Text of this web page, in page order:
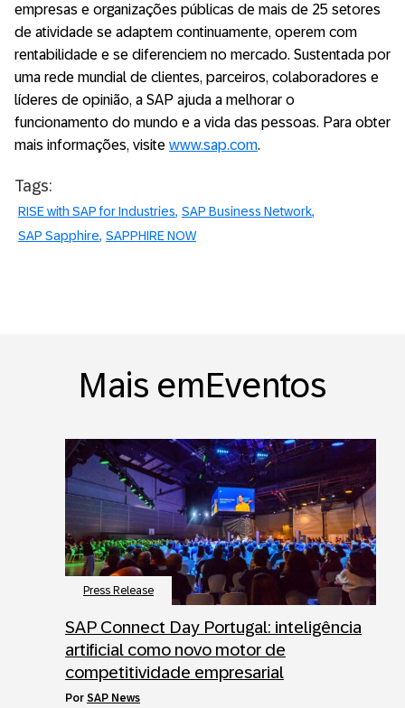
empresas e organizações públicas de mais de 25 setores
de atividade se adaptem continuamente, operem com
rentabilidade e se diferenciem no mercado. Sustentada por
uma rede mundial de clientes, parceiros, colaboradores e
líderes de opinião, a SAP ajuda a melhorar o
funcionamento do mundo e a vida das pessoas. Para obter
mais informações, visite www.sap.com.
Tags:
RISE with SAP for Industries SAP Business Network
SAP Sapphire SAPPHIRE NOW
Mais emEventos
Press Release
SAP Connect Day Portugal: inteligência
artificial como novo motor de
competitividade empresarial
por SAP News